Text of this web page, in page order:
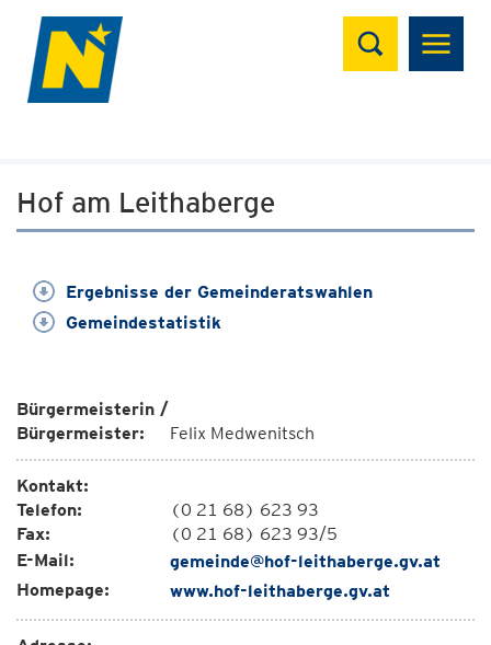
Suchen
Hof am Leithaberge
Ergebnisse der Gemeinderatswahlen
Gemeindestatistik
Bürgermeisterin /
Bürgermeister:
Felix Medwenitsch
Kontakt:
Telefon:
(0 21 68) 623 93
Fax:
(0 21 68) 623 93/5
E-Mail:
gemeinde@hof-leithaberge.gv.at
Homepage:
www.hof-leithaberge.gv.at